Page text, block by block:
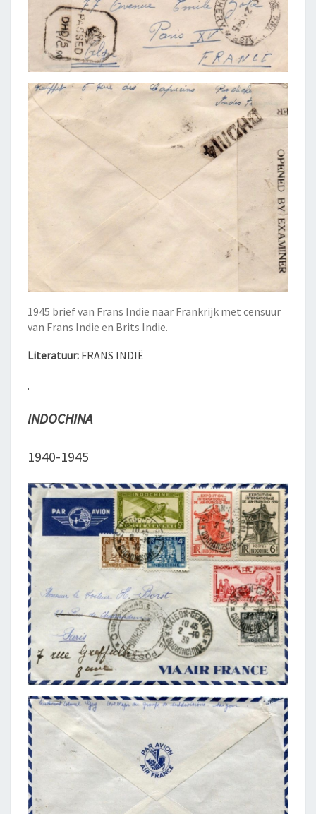
1945 brief van Frans Indie naar Frankrijk met censuur
van Frans Indie en Brits Indie.
Literatuur: FRANS INDIË
.
INDOCHINA
1940-1945